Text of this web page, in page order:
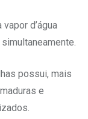
d’água
possui, mais
e